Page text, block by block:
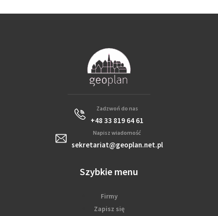
Zadzwoń do nas
+48 33 819 64 61
Napisz wiadomość
sekretariat@geoplan.net.pl
Szybkie menu
Firmy
Zapisz się